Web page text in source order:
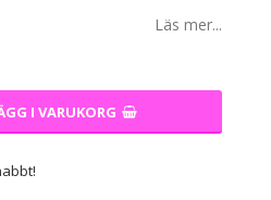
Läs mer...
I VARUKORG